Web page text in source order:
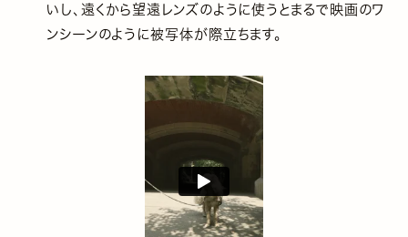
いし、遠くから望遠レンズのように使うとまるで映画のワ
ンシーンのように被写体が際立ちます。